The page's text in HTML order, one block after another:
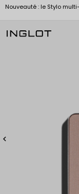
Nouveauté : le Stylo
